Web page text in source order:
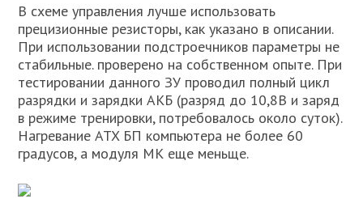
В схеме управления лучше использовать
прецизионные резисторы, как указано в описании.
При использовании подстроечников параметры не
стабильные. проверено на собственном опыте. При
тестировании данного ЗУ проводил полный цикл
разрядки и зарядки АКБ (разряд до 10,8В и заряд
в режиме тренировки, потребовалось около суток).
Нагревание ATX БП компьютера не более 60
градусов, а модуля МК еще меньще.